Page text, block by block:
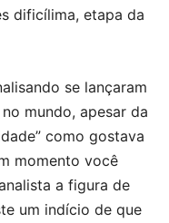
dificílima, etapa da
se lançaram
mundo, apesar da
como gostava
momento você
a figura de
um indício de que